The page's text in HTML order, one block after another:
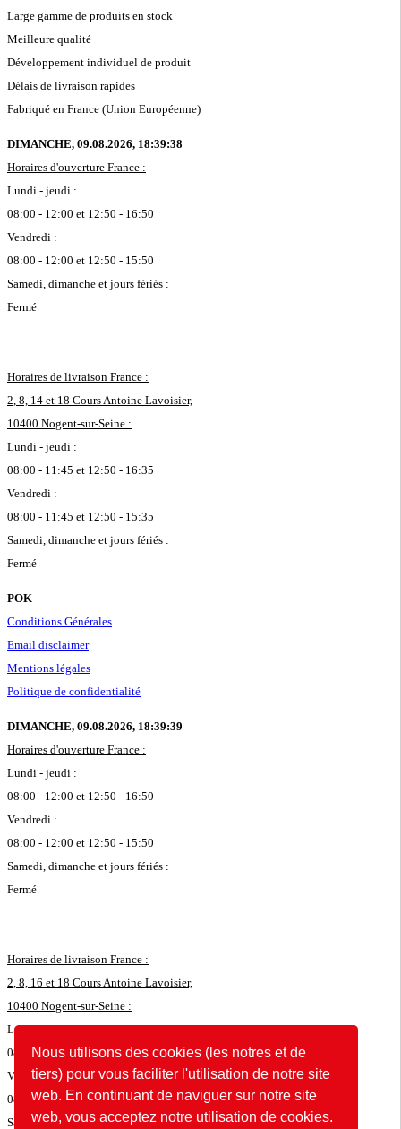
Nous utilisons des cookies (les notres et de
tiers) pour vous faciliter l'utilisation de notre site
web. En continuant de naviguer sur notre site
web, vous acceptez notre utilisation de cookies.
Large gamme de produits en stock
Meilleure qualité
Développement individuel de produit
Délais de livraison rapides
Fabriqué en France (Union Européenne)
DIMANCHE, 09.08.2026, 18:39:38
Horaires d'ouverture France :
Lundi - jeudi :
08:00 - 12:00 et 12:50 - 16:50
Vendredi :
08:00 - 12:00 et 12:50 - 15:50
Samedi, dimanche et jours fériés :
Fermé
Horaires de livraison France :
2, 8, 14 et 18 Cours Antoine Lavoisier,
10400 Nogent-sur-Seine :
Lundi - jeudi :
08:00 - 11:45 et 12:50 - 16:35
Vendredi :
08:00 - 11:45 et 12:50 - 15:35
Samedi, dimanche et jours fériés :
Fermé
POK
Conditions Générales
Email disclaimer
Mentions légales
Politique de confidentialité
DIMANCHE, 09.08.2026, 18:39:39
Horaires d'ouverture France :
Lundi - jeudi :
08:00 - 12:00 et 12:50 - 16:50
Vendredi :
08:00 - 12:00 et 12:50 - 15:50
Samedi, dimanche et jours fériés :
Fermé
Horaires de livraison France :
2, 8, 16 et 18 Cours Antoine Lavoisier,
10400 Nogent-sur-Seine :
Lundi - jeudi :
08:00 - 11:45 et 12:50 - 16:35
Vendredi :
08:00 - 11:45 et 12:50 - 15:35
Samedi, dimanche et jours fériés :